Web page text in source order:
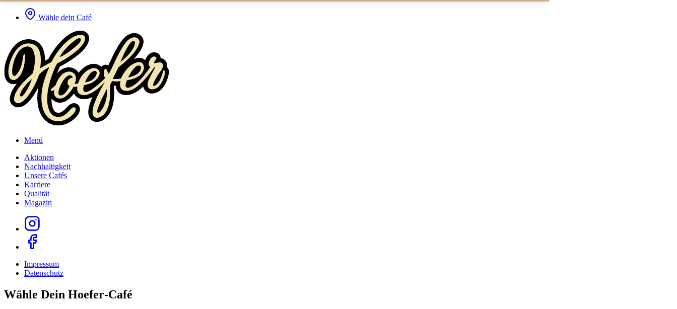
Wähle dein Café
Menü
Aktionen
Nachhaltigkeit
Unsere Cafés
Karriere
Qualität
Magazin
Impressum
Datenschutz
Wähle Dein Hoefer‑Café